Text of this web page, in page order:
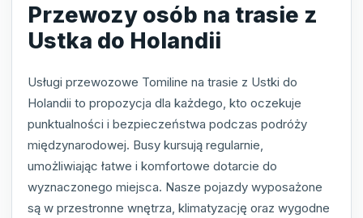
Przewozy osób na trasie z
Ustka do Holandii
Usługi przewozowe Tomiline na trasie z Ustki do
Holandii to propozycja dla każdego, kto oczekuje
punktualności i bezpieczeństwa podczas podróży
międzynarodowej. Busy kursują regularnie,
umożliwiając łatwe i komfortowe dotarcie do
wyznaczonego miejsca. Nasze pojazdy wyposażone
są w przestronne wnętrza, klimatyzację oraz wygodne